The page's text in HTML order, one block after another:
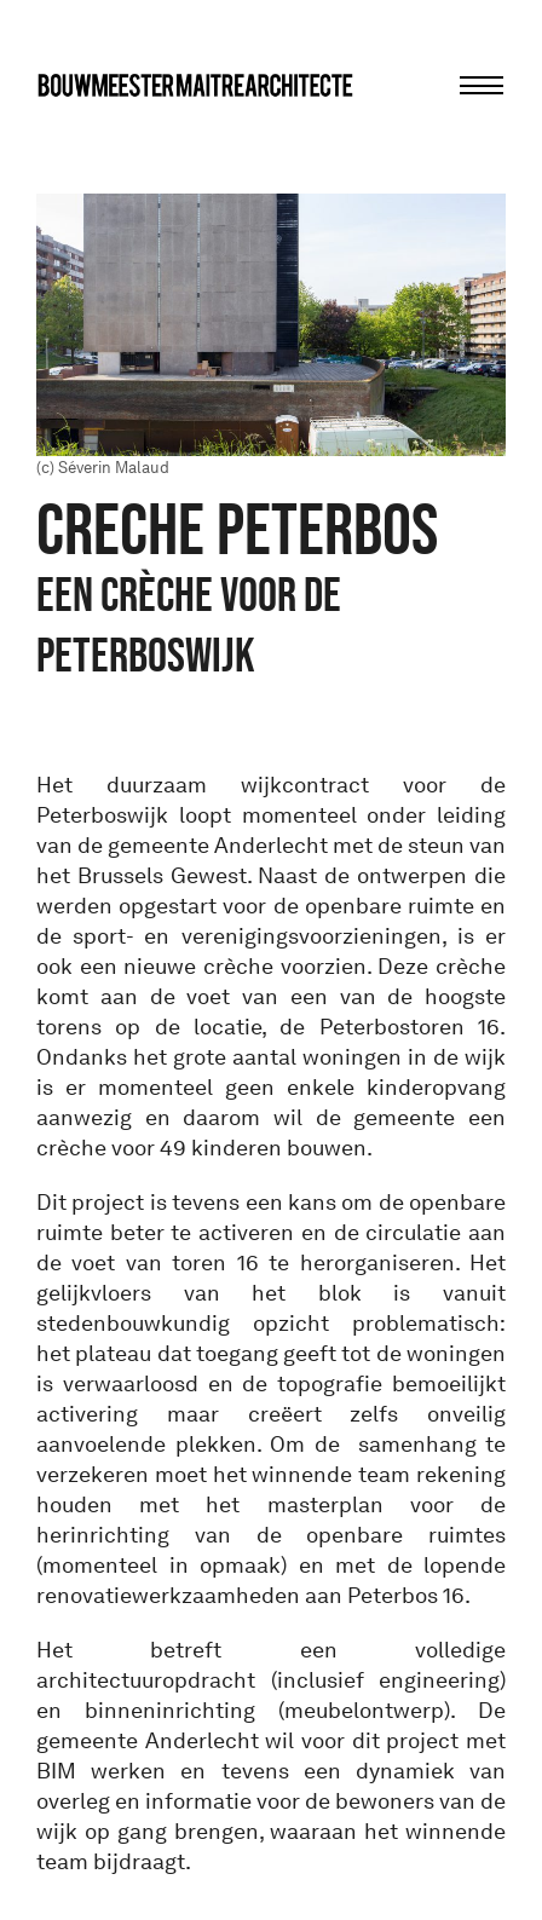
bma
(c) Séverin Malaud
CRECHE PETERBOS
EEN CRÈCHE VOOR DE
PETERBOSWIJK
Het duurzaam wijkcontract voor de
Peterboswijk loopt momenteel onder leiding
van de gemeente Anderlecht met de steun van
het Brussels Gewest. Naast de ontwerpen die
werden opgestart voor de openbare ruimte en
de sport- en verenigingsvoorzieningen, is er
ook een nieuwe crèche voorzien. Deze crèche
komt aan de voet van een van de hoogste
torens op de locatie, de Peterbostoren 16.
Ondanks het grote aantal woningen in de wijk
is er momenteel geen enkele kinderopvang
aanwezig en daarom wil de gemeente een
crèche voor 49 kinderen bouwen.
Dit project is tevens een kans om de openbare
ruimte beter te activeren en de circulatie aan
de voet van toren 16 te herorganiseren. Het
gelijkvloers van het blok is vanuit
stedenbouwkundig opzicht problematisch:
het plateau dat toegang geeft tot de woningen
is verwaarloosd en de topografie bemoeilijkt
activering maar creëert zelfs onveilig
aanvoelende plekken. Om de samenhang te
verzekeren moet het winnende team rekening
houden met het masterplan voor de
herinrichting van de openbare ruimtes
(momenteel in opmaak) en met de lopende
renovatiewerkzaamheden aan Peterbos 16.
Het betreft een volledige
architectuuropdracht (inclusief engineering)
en binneninrichting (meubelontwerp). De
gemeente Anderlecht wil voor dit project met
BIM werken en tevens een dynamiek van
overleg en informatie voor de bewoners van de
wijk op gang brengen, waaraan het winnende
team bijdraagt.